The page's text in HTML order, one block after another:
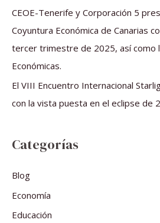
CEOE-Tenerife y Corporación 5
Coyuntura Económica de Canarias
tercer trimestre de 2025, así como
Económicas.
El VIII Encuentro Internacional
con la vista puesta en el eclipse de
Categorías
Blog
Economía
Educación